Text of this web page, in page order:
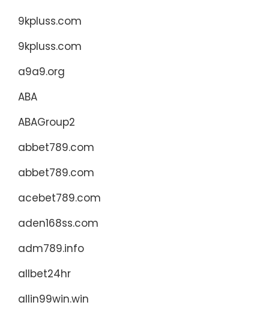
9kpluss.com
9kpluss.com
a9a9.org
ABA
ABAGroup2
abbet789.com
abbet789.com
acebet789.com
aden168ss.com
adm789.info
allbet24hr
allin99win.win